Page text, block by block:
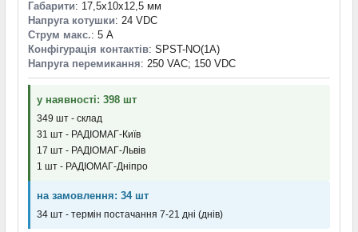
Габарити: 17,5x10x12,5 мм
Напруга котушки: 24 VDC
Струм макс.: 5 А
Конфігурація контактів: SPST-NO(1A)
Напруга перемикання: 250 VAC; 150 VDC
у наявності: 398 шт
349 шт - склад
31 шт - РАДІОМАГ-Київ
17 шт - РАДІОМАГ-Львів
1 шт - РАДІОМАГ-Дніпро
на замовлення: 34 шт
34 шт - термін постачання 7-21 дні (днів)